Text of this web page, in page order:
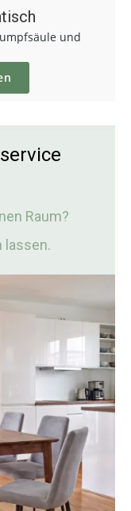
und
Raum?
lassen.